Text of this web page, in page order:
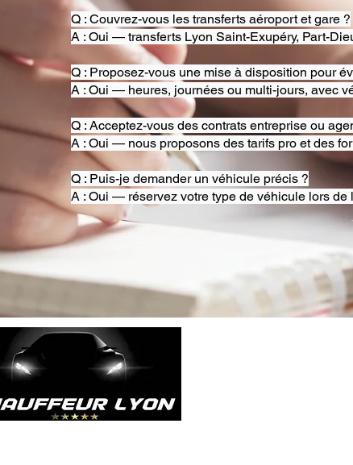
Q : Couvrez-vous les transferts aéroport et gare ?
A : Oui — transferts Lyon Saint-Exupéry, Part-
Q : Proposez-vous une mise à disposition pour
A : Oui — heures, journées ou multi-jours, avec
Q : Acceptez-vous des contrats entreprise ou
A : Oui — nous proposons des tarifs pro et des
Q : Puis-je demander un véhicule précis ?
A : Oui — réservez votre type de véhicule lors de